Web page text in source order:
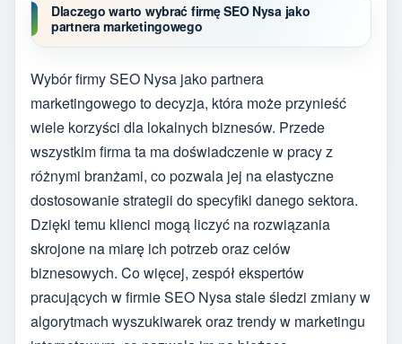
Dlaczego warto wybrać firmę SEO Nysa jako
partnera marketingowego
Wybór firmy SEO Nysa jako partnera
marketingowego to decyzja, która może przynieść
wiele korzyści dla lokalnych biznesów. Przede
wszystkim firma ta ma doświadczenie w pracy z
różnymi branżami, co pozwala jej na elastyczne
dostosowanie strategii do specyfiki danego sektora.
Dzięki temu klienci mogą liczyć na rozwiązania
skrojone na miarę ich potrzeb oraz celów
biznesowych. Co więcej, zespół ekspertów
pracujących w firmie SEO Nysa stale śledzi zmiany w
algorytmach wyszukiwarek oraz trendy w marketingu